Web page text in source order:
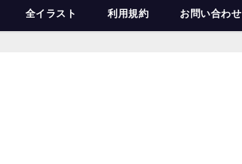
全イラスト 利用規約 お問い合わせ